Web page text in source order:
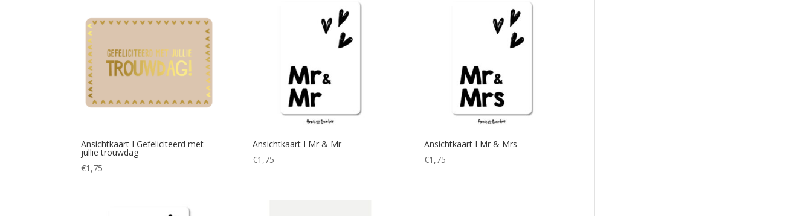
Ansichtkaart I Gefeliciteerd met
jullie trouwdag
€1,75
Ansichtkaart I Mr & Mr
€1,75
Ansichtkaart I Mr & Mrs
€1,75